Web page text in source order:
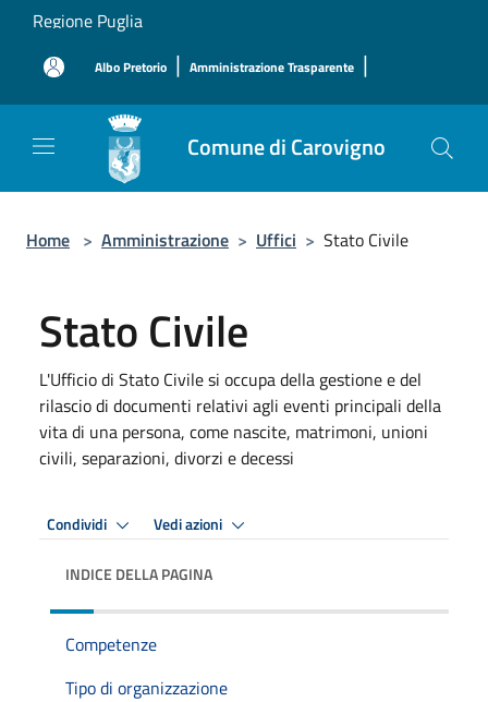
Salta al contenuto principale
Regione Puglia
Albo Pretorio | Amministrazione Trasparente |
Comune di Carovigno
Home > Amministrazione > Uffici > Stato Civile
Stato Civile
L'Ufficio di Stato Civile si occupa della gestione e del
rilascio di documenti relativi agli eventi principali della
vita di una persona, come nascite, matrimoni, unioni
civili, separazioni, divorzi e decessi
Condividi Vedi azioni
INDICE DELLA PAGINA
Competenze
Tipo di organizzazione